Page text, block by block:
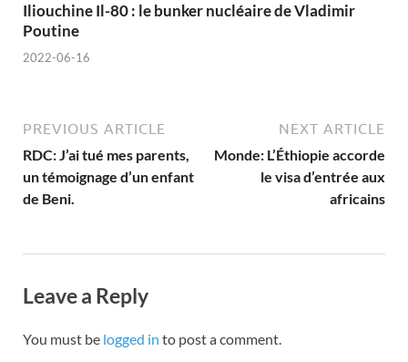
Iliouchine Il-80 : le bunker nucléaire de Vladimir
Poutine
2022-06-16
PREVIOUS ARTICLE
RDC: J’ai tué mes parents,
un témoignage d’un enfant
de Beni.
NEXT ARTICLE
Monde: L’Éthiopie accorde
le visa d’entrée aux
africains
Leave a Reply
You must be logged in to post a comment.